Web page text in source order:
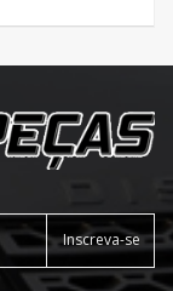
Inscreva-se